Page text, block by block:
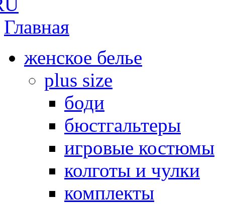
Главная
женское белье
plus size
боди
бюстгальтеры
игровые костюмы
колготы и чулки
комплекты